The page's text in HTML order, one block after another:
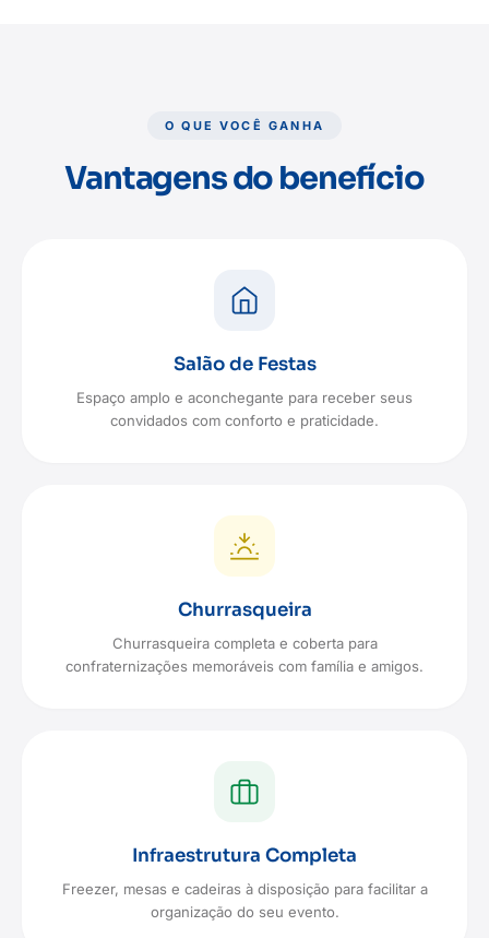
O QUE VOCÊ GANHA
Vantagens do benefício
Salão de Festas
Espaço amplo e aconchegante para receber seus
convidados com conforto e praticidade.
Churrasqueira
Churrasqueira completa e coberta para
confraternizações memoráveis com família e amigos.
Infraestrutura Completa
Freezer, mesas e cadeiras à disposição para facilitar a
organização do seu evento.